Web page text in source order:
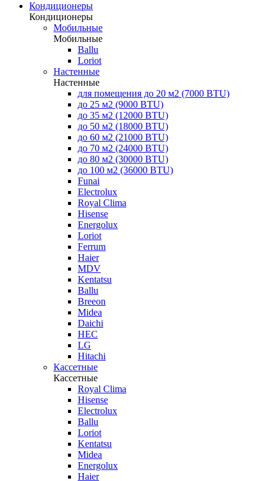
Кондиционеры
Кондиционеры
Мобильные
Мобильные
Ballu
Loriot
Настенные
Настенные
для помещения до 20 м2 (7000 BTU)
до 25 м2 (9000 BTU)
до 35 м2 (12000 BTU)
до 50 м2 (18000 BTU)
до 60 м2 (21000 BTU)
до 70 м2 (24000 BTU)
до 80 м2 (30000 BTU)
до 100 м2 (36000 BTU)
Funai
Electrolux
Royal Clima
Hisense
Energolux
Loriot
Ferrum
Haier
MDV
Kentatsu
Ballu
Breeon
Midea
Daichi
HEC
LG
Hitachi
Кассетные
Кассетные
Royal Clima
Hisense
Electrolux
Ballu
Loriot
Kentatsu
Midea
Energolux
Haier